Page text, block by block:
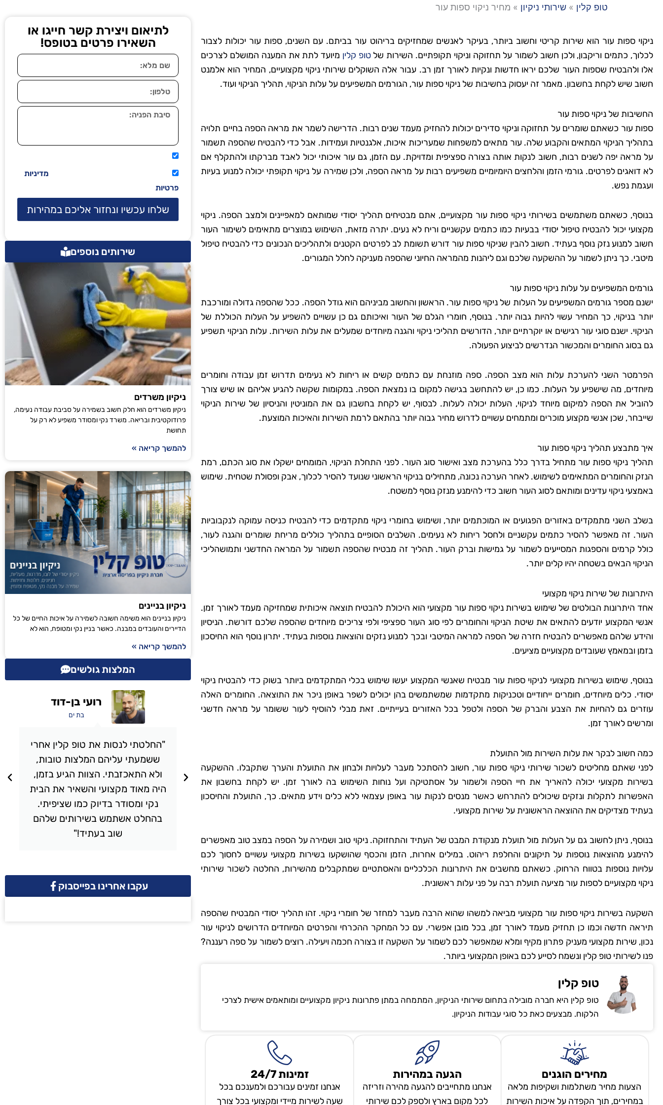
טופ קלין » שירותי ניקיון » מחיר ניקוי ספות עור
ניקוי ספות עור הוא שירות קריטי וחשוב ביותר, בעיקר לאנשים שמחזיקים בריהוט עור בביתם. עם השנים, ספות עור יכולות לצבור
לכלוך, כתמים וריקבון, ולכן חשוב לשמור על תחזוקה וניקוי תקופתיים. השירות שלטופ קלין מיועד לתת את המענה המושלם לצרכים
אלו ולהבטיח שספות העור שלכם יראו חדשות ונקיות לאורך זמן רב. עבור אלה השוקלים שירותי ניקוי מקצועיים, המחיר הוא אלמנט
חשוב שיש לקחת בחשבון. מאמר זה יעסוק בחשיבות של ניקוי ספות עור, הגורמים המשפיעים על עלות הניקוי, תהליך הניקוי ועוד.
החשיבות של ניקוי ספות עור
ספות עור כשאתם שומרים על תחזוקה וניקוי סדירים יכולות להחזיק מעמד שנים רבות. הדרישה לשמר את מראה הספה בחיים תלויה
בתהליך הניקוי המתאים והקבוע שלה. עור מתאים למשפחות שמעריכות איכות, אלגנטיות ועמידות. אבל כדי להבטיח שהספה תשמור
על מראה יפה לשנים רבות, חשוב לנקות אותה בצורה ספציפית ומדויקת. עם הזמן, גם עור איכותי יכול לאבד מברקתו ולהתקלף אם
לא דואגים לפרטים. גורמי הזמן והלחצים היומיומיים משפיעים רבות על מראה הספה, ולכן שמירה על ניקוי תקופתי יכולה למנוע בעיות
ועגמת נפש.
בנוסף, כשאתם משתמשים בשירותי ניקוי ספות עור מקצועיים, אתם מבטיחים תהליך יסודי שמותאם למאפיינים ולמצב הספה. ניקוי
מקצועי יכול להבטיח טיפול יסודי בבעיות כמו כתמים עקשניים וריח לא נעים. יתרה מזאת, השימוש במוצרים מתאימים לשימור העור
חשוב למנוע נזק נוסף בעתיד. חשוב להבין שניקוי ספות עור דורש תשומת לב לפרטים הקטנים ולתהליכים הנכונים כדי להבטיח טיפול
מיטבי. כך ניתן לשמור על ההשקעה שלכם וגם ליהנות מהמראה החיוני שהספה מעניקה לחלל המגורים.
גורמים המשפיעים על עלות ניקוי ספות עור
ישנם מספר גורמים המשפיעים על העלות של ניקוי ספות עור. הראשון והחשוב מביניהם הוא גודל הספה. ככל שהספה גדולה ומורכבת
יותר בניקוי, כך המחיר עשוי להיות גבוה יותר. בנוסף, חומרי הגלם של העור ואיכותם גם כן עשויים להשפיע על העלות הכוללת של
הניקוי. ישנם סוגי עור רגישים או יוקרתיים יותר, הדורשים תהליכי ניקוי והגנה מיוחדים שמעלים את עלות השירות. עלות הניקוי תשפיע
גם בסוג החומרים והמכשור הנדרשים לביצוע הפעולה.
הפרמטר השני להערכת עלות הוא מצב הספה. ספה מוזנחת עם כתמים קשים או ריחות לא נעימים תדרוש זמן עבודה וחומרים
מיוחדים, מה שישפיע על העלות. כמו כן, יש להתחשב בגישה למקום בו נמצאת הספה. במקומות שקשה להגיע אליהם או שיש צורך
להוביל את הספה למיקום מיוחד לניקוי, העלות יכולה לעלות. לבסוף, יש לקחת בחשבון גם את המוניטין והניסיון של שירות הניקוי
שייבחר, שכן אנשי מקצוע מוכרים ומתמחים עשויים לדרוש מחיר גבוה יותר בהתאם לרמת השירות והאיכות המוצעת.
איך מתבצע תהליך ניקוי ספות עור
תהליך ניקוי ספות עור מתחיל בדרך כלל בהערכת מצב ואישור סוג העור. לפני התחלת הניקוי, המומחים ישקלו את סוג הכתם, רמת
הנזק והחומרים המתאימים לשימוש. לאחר הערכה נכונה, מתחילים בניקוי הראשוני שנועד להסיר לכלוך, אבק ופסולת שטחית. שימוש
באמצעי ניקוי עדינים ומותאם לסוג העור חשוב כדי להימנע מנזק נוסף למשטח.
בשלב השני מתמקדים באזורים הפגועים או המוכתמים יותר, ושימוש בחומרי ניקוי מתקדמים כדי להבטיח כניסה עמוקה לנקבוביות
העור. זה מאפשר להסיר כתמים עקשניים ולחסל ריחות לא נעימים. השלבים הסופיים בתהליך כוללים מריחת שומרים והגנה לעור,
כולל קרמים והספגות המסייעים לשמור על גמישות וברק העור. תהליך זה מבטיח שהספה תשמור על המראה החדשני ותמושהליכי
הניקוי הבאים בשטחה יהיו קלים יותר.
היתרונות של שירות ניקוי מקצועי
אחד היתרונות הבולטים של שימוש בשירות ניקוי ספות עור מקצועי הוא היכולת להבטיח תוצאה איכותית שמחזיקה מעמד לאורך זמן.
אנשי המקצוע יודעים להתאים את שיטת הניקוי והחומרים לפי סוג העור ספציפי ולפי צריכים מיוחדים שהספה שלכם דורשת. הניסיון
והידע שלהם מאפשרים להבטיח חזרה של הספה למראה המיטבי ובכך למנוע נזקים והוצאות נוספות בעתיד. יתרון נוסף הוא החיסכון
בזמן ובמאמץ שעובדים מקצועיים מציעים.
בנוסף, שימוש בשירות מקצועי לניקוי ספות עור מבטיח שאנשי המקצוע יעשו שימוש בכלי המתקדמים ביותר בשוק כדי להבטיח ניקוי
יסודי. כלים מיוחדים, חומרים ייחודיים וטכניקות מתקדמות שמשתמשים בהן יכולים לשפר באופן ניכר את התוצאה. החומרים האלה
עוזרים גם להחיות את הצבע והברק של הספה ולטפל בכל האזורים בעייתיים. זאת מבלי להוסיף לעור ששומר על מראה חדשני
ומרשים לאורך זמן.
כמה חשוב לבקר את עלות השירות מול התועלת
לפני שאתם מחליטים לשכור שירותי ניקוי ספות עור, חשוב להסתכל מעבר לעלויות ולבחון את התועלת והערך שתקבלו. ההשקעה
בשירות מקצועי יכולה להאריך את חיי הספה ולשמור על אסתטיקה ועל נוחות השימוש בה לאורך זמן. יש לקחת בחשבון את
האפשרות לתקלות ונזקים שיכולים להתרחש כאשר מנסים לנקות עור באופן עצמאי ללא כלים וידע מתאים. כך, התועלת והחיסכון
בעתיד מצדיקים את ההוצאה הראשונית על שירות מקצועי.
בנוסף, ניתן לחשוב גם על העלות מול תועלת מנקודת המבט של העתיד והתחזוקה. ניקוי טוב ושמירה על הספה במצב טוב מאפשרים
להימנע מהוצאות נוספות על תיקונים והחלפת ריהוט. במילים אחרות, הזמן והכסף שהושקעו בשירות מקצועי עשויים לחסוך לכם
עלויות נוספות בטווח הרחוק. כשאתם מחשבים את היתרונות הכלכליים והאסתטיים שמתקבלים מהשירות, החלטה לשכור שירותי
ניקוי מקצועיים לספות עור מציעה תועלת רבה על פני עלות ראשונית.
השקעה בשירות ניקוי ספות עור מקצועי מביאה למשהו שהוא הרבה מעבר למחזר של חומרי ניקוי. זהו תהליך יסודי המבטיח שהספה
תיראה חדשה וכמו כן תחזיק מעמד לאורך זמן, בכל מובן אפשרי. עם כל המחקר ההכרחי והפרטים המיוחדים הדרושים לניקוי עור
נכון, שירות מקצועי מעניק פתרון מקיף ומלא שמאפשר לכם לשמור על השקעה זו בצורה חכמה ויעילה. רוצים לשמור על ספה רעננה?
פנו לשירותי טופ קלין ונשמח לסייע לכם באופן המקצועי ביותר.
טופ קלין
טופ קלין היא חברה מובילה בתחום שירותי הניקיון, המתמחה במתן פתרונות ניקיון מקצועיים ומותאמים אישית לצרכי
הלקוח. מבצעים כאת כל סוגי עבודות הניקיון.
מחירים הוגנים
הצעות מחיר משתלמות ושקיפות מלאה
במחירים, תוך הקפדה על איכות השירות
הגעה במהירות
אנחנו מתחייבים להגעה מהירה וזריזה
לכל מקום בארץ ולספק לכם שירותי
זמינות 24/7
אנחנו זמינים עבורכם ולמענכם בכל
שעה לשירות מיידי ומקצועי בכל צורך
לתיאום ויצירת קשר חייגו או
השאירו פרטים בטופס!
מדיניות
פרטיות
שלחו עכשיו ונחזור אליכם במהירות
שירותים נוספים
ניקיון משרדים
ניקיון משרדים הוא חלק חשוב בשמירה על סביבת עבודה נעימה,
פרודוקטיבית ובריאה. משרד נקי ומסודר משפיע לא רק על
תחושת
להמשך קריאה »
ניקיון בניינים
ניקיון בניינים הוא משימה חשובה לשמירה על איכות החיים של כל
הדיירים והעובדים במבנה. כאשר בניין נקי ומטופח, הוא לא
להמשך קריאה »
המלצות גולשים
קלין! הבית שלי מעולם לא היה כל
כך נקי ומטופח. הם דאגו לכל
הפרטים הקטנים, וגם הקפידו
להשתמש בחומרים ידידותיים
לסביבה. השירות היה נהדר,
להשתמש בשירותיהם."
שמרית סבג
ולא התאכזבתי. הצוות הגיע בזמן,
היה מאוד מקצועי והשאיר את הבית
נקי ומסודר בדיוק כמו שציפיתי.
רועי בן-דוד
בת ים
"השתמשתי בשירותי הניקיון של
טופ קלין והייתי מרוצה מעל ומעבר.
הצוות הגיע בזמן, עבד בצורה
יסודית והשאיר את הבית מבריק.
כל פינה בבית נוקתה בצורה
מושלמת, והיחס היה אדיב ומקצועי.
ממליץ בחום!"
אבי מכלוף
תל אביב
עקבו אחרינו בפייסבוק